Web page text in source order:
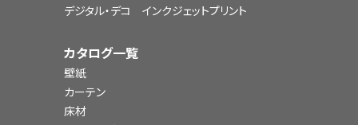
デジタル・デコ インクジェットプリント
カタログ一覧
壁紙
カーテン
床材